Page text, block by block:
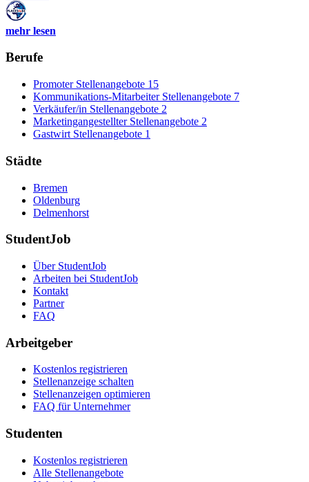
mehr lesen
Berufe
Promoter Stellenangebote 15
Kommunikations-Mitarbeiter Stellenangebote 7
Verkäufer/in Stellenangebote 2
Marketingangestellter Stellenangebote 2
Gastwirt Stellenangebote 1
Städte
Bremen
Oldenburg
Delmenhorst
StudentJob
Über StudentJob
Arbeiten bei StudentJob
Kontakt
Partner
FAQ
Arbeitgeber
Kostenlos registrieren
Stellenanzeige schalten
Stellenanzeigen optimieren
FAQ für Unternehmer
Studenten
Kostenlos registrieren
Alle Stellenangebote